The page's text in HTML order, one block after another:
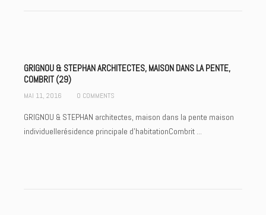
GRIGNOU & STEPHAN ARCHITECTES, MAISON DANS LA PENTE,
COMBRIT (29)
MAI 11, 2016 0 COMMENTS
GRIGNOU & STEPHAN architectes, maison dans la pente maison
individuellerésidence principale d'habitationCombrit ...